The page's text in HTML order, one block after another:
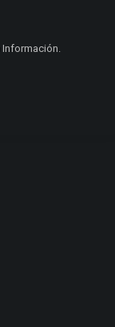
Información.